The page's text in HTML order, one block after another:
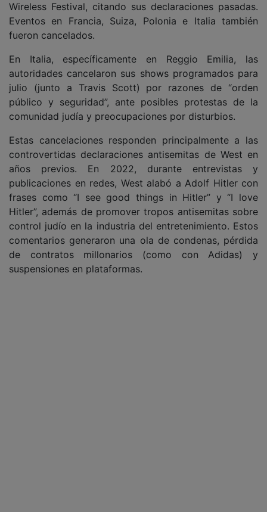
Wireless Festival, citando sus declaraciones pasadas.
Eventos en Francia, Suiza, Polonia e Italia también
fueron cancelados.
En Italia, específicamente en Reggio Emilia, las
autoridades cancelaron sus shows programados para
julio (junto a Travis Scott) por razones de “orden
público y seguridad”, ante posibles protestas de la
comunidad judía y preocupaciones por disturbios.
Estas cancelaciones responden principalmente a las
controvertidas declaraciones antisemitas de West en
años previos. En 2022, durante entrevistas y
publicaciones en redes, West alabó a Adolf Hitler con
frases como “I see good things in Hitler” y “I love
Hitler”, además de promover tropos antisemitas sobre
control judío en la industria del entretenimiento. Estos
comentarios generaron una ola de condenas, pérdida
de contratos millonarios (como con Adidas) y
suspensiones en plataformas.